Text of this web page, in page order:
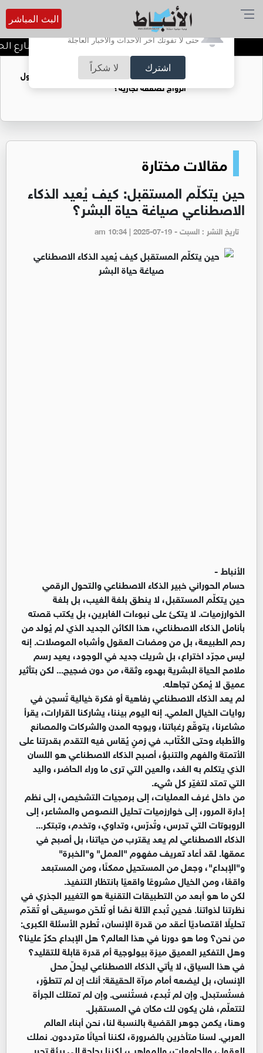
أترغب في تفعيل الإشعارات؟
حتى لا تفوتك آخر الأحداث والأخبار العاجلة
اشترك لا شكراً
البث المباشر
توقيف شبكات دعارة في شارع
فتيات يستغللنه لتحقيق مكاسب مادية.. هل تحول
الزواج لصفقة تجارية؟
مقالات مختارة
حين يتكلّم المستقبل: كيف يُعيد الذكاء
الاصطناعي صياغة حياة البشر؟
تاريخ النشر : السبت - am 10:34 | 2025-07-19
الأنباط -
حسام الحوراني خبير الذكاء الاصطناعي والتحول الرقمي
حين يتكلّم المستقبل، لا ينطق بلغة الغيب، بل بلغة
الخوارزميات. لا يتكئ على نبوءات الغابرين، بل يكتب قصته
بأنامل الذكاء الاصطناعي، هذا الكائن الجديد الذي لم يُولد من
رحم الطبيعة، بل من ومضات العقول وأشباه الموصلات. إنه
ليس مجرّد اختراع، بل شريك جديد في الوجود، يعيد رسم
ملامح الحياة البشرية بهدوء وثقة، من دون ضجيج... لكن بتأثير
عميق لا يُمكن تجاهله.
لم يعد الذكاء الاصطناعي رفاهية أو فكرة خيالية تُسجن في
روايات الخيال العلمي. إنه اليوم بيننا، يشاركنا القرارات، يقرأ
مشاعرنا، يتوقّع رغباتنا، ويوجه المدن والشركات والمصانع
والأطباء وحتى الكُتّاب. في زمنٍ يُقاس فيه التقدم بقدرتنا على
الأتمتة والفهم والتنبؤ، أصبح الذكاء الاصطناعي هو اللسان
الذي يتكلم به الغد، والعين التي ترى ما وراء الحاضر، واليد
التي تمتد لتغيّر كل شيء.
من داخل غرف العمليات، إلى برمجيات التشخيص، إلى نظم
إدارة المرور، إلى خوارزميات تحليل النصوص والمشاعر، إلى
الروبوتات التي تدرس، وتُدرّس، وتداوي، وتخدم، وتبتكر...
الذكاء الاصطناعي لم يعد يقترب من حياتنا، بل أصبح في
عمقها. لقد أعاد تعريف مفهوم "العمل" و"الخبرة"
و"الإبداع"، وجعل من المستحيل ممكنًا، ومن المستبعد
واقعًا، ومن الخيال مشروعًا واقعيًا بانتظار التنفيذ.
لكن ما هو أبعد من التطبيقات التقنية هو التغيير الجذري في
نظرتنا لذواتنا. فحين تُبدع الآلة نصًا أو تُلحّن موسيقى أو تُقدّم
تحليلًا اقتصاديًا أعقد من قدرة الإنسان، تُطرح الأسئلة الكبرى:
من نحن؟ وما هو دورنا في هذا العالم؟ هل الإبداع حكرٌ علينا؟
وهل التفكير العميق ميزة بيولوجية أم قدرة قابلة للتقليد؟
في هذا السياق، لا يأتي الذكاء الاصطناعي ليحلّ محل
الإنسان، بل ليضعه أمام مرآة الحقيقة: أنك إن لم تتطوّر،
فستُستبدل. وإن لم تُبدع، فستُنسى. وإن لم تمتلك الجرأة
لتتعلّم، فلن يكون لك مكان في المستقبل.
وهنا، يكمن جوهر القضية بالنسبة لنا، نحن أبناء العالم
العربي. لسنا متأخرين بالضرورة، لكننا أحيانًا مترددون. نملك
العقول، والجامعات، والمواهب، لكننا بحاجة إلى بيئة تحرر